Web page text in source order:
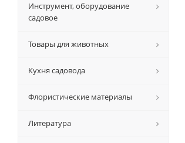
Инструмент, оборудование
садовое
Товары для животных
Кухня садовода
Флористические материалы
Литература